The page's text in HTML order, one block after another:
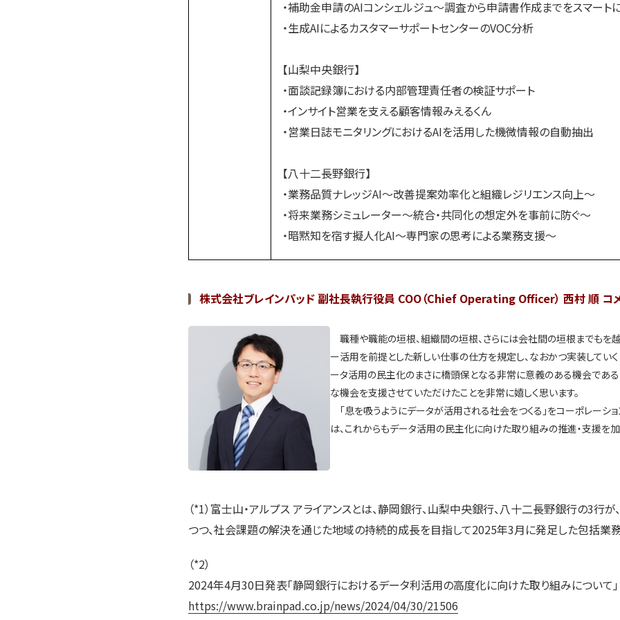
・補助金申請のAIコンシェルジュ～調査から申請書作成までをスマート
・生成AIによるカスタマーサポートセンターのVOC分析
【山梨中央銀行】
・面談記録簿における内部管理責任者の検証サポート
・インサイト営業を支える顧客情報みえるくん
・営業日誌モニタリングにおけるAIを活用した機微情報の自動抽出
【八十二長野銀行】
・業務品質ナレッジAI～改善提案効率化と組織レジリエンス向上～
・将来業務シミュレーター～統合・共同化の想定外を事前に防ぐ～
・暗黙知を宿す擬人化AI～専門家の思考による業務支援～
株式会社ブレインパッド 副社長執行役員 COO（Chief Operating Officer） 西村 順 コ
職種や職能の垣根、組織間の垣根、さらには会社間の垣根までもを
ー活用を前提とした新しい仕事の仕方を規定し、なおかつ実装してい
ータ活用の民主化のまさに橋頭保となる非常に意義のある機会である
な機会を支援させていただけたことを非常に嬉しく思います。
「息を吸うようにデータが活用される社会をつくる」をコーポレーシ
は、これからもデータ活用の民主化に向けた取り組みの推進・支援を加
（*1）富士山・アルプス アライアンスとは、静岡銀行、山梨中央銀行、八十二長野銀行の3行
つつ、社会課題の解決を通じた地域の持続的成長を目指して2025年3月に発足した包括業務
（*2）
2024年4月30日発表「静岡銀行におけるデータ利活用の高度化に向けた取り組みについて」
https://www.brainpad.co.jp/news/2024/04/30/21506